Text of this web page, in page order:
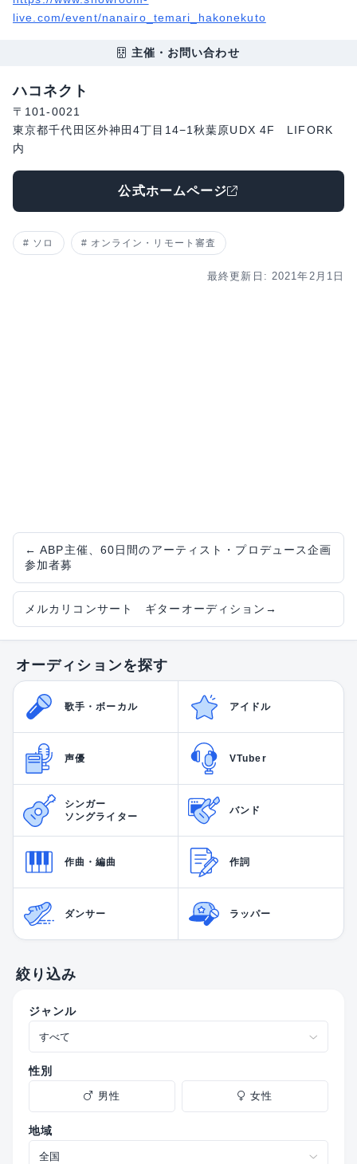
live.com/event/nanairo_temari_hakonekuto
主催・お問い合わせ
ハコネクト
〒101-0021
東京都千代田区外神田4丁目14−1秋葉原UDX 4F LIFORK
内
公式ホームページ
ソロ オンライン・リモート審査
最終更新日: 2021年2月1日
← ABP主催、60日間のアーティスト・プロデュース企画
参加者募
メルカリコンサート ギターオーディション →
オーディションを探す
歌手・ボーカル アイドル
声優 VTuber
シンガー
ソングライター
バンド
作曲・編曲 作詞
ダンサー ラッパー
絞り込み
ジャンル
性別
男性 女性
地域